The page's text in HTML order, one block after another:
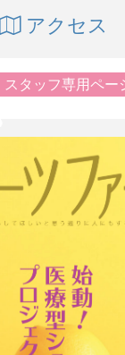
アクセス
スタッフ専用ペー